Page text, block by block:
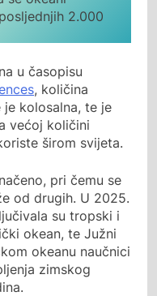
2.000
u časopisu
, količina
kolosalna, te je
većoj količini
širom svijeta.
pri čemu se
od drugih. U 2025.
su tropski i
okean, te Južni
okeanu naučnici
zimskog